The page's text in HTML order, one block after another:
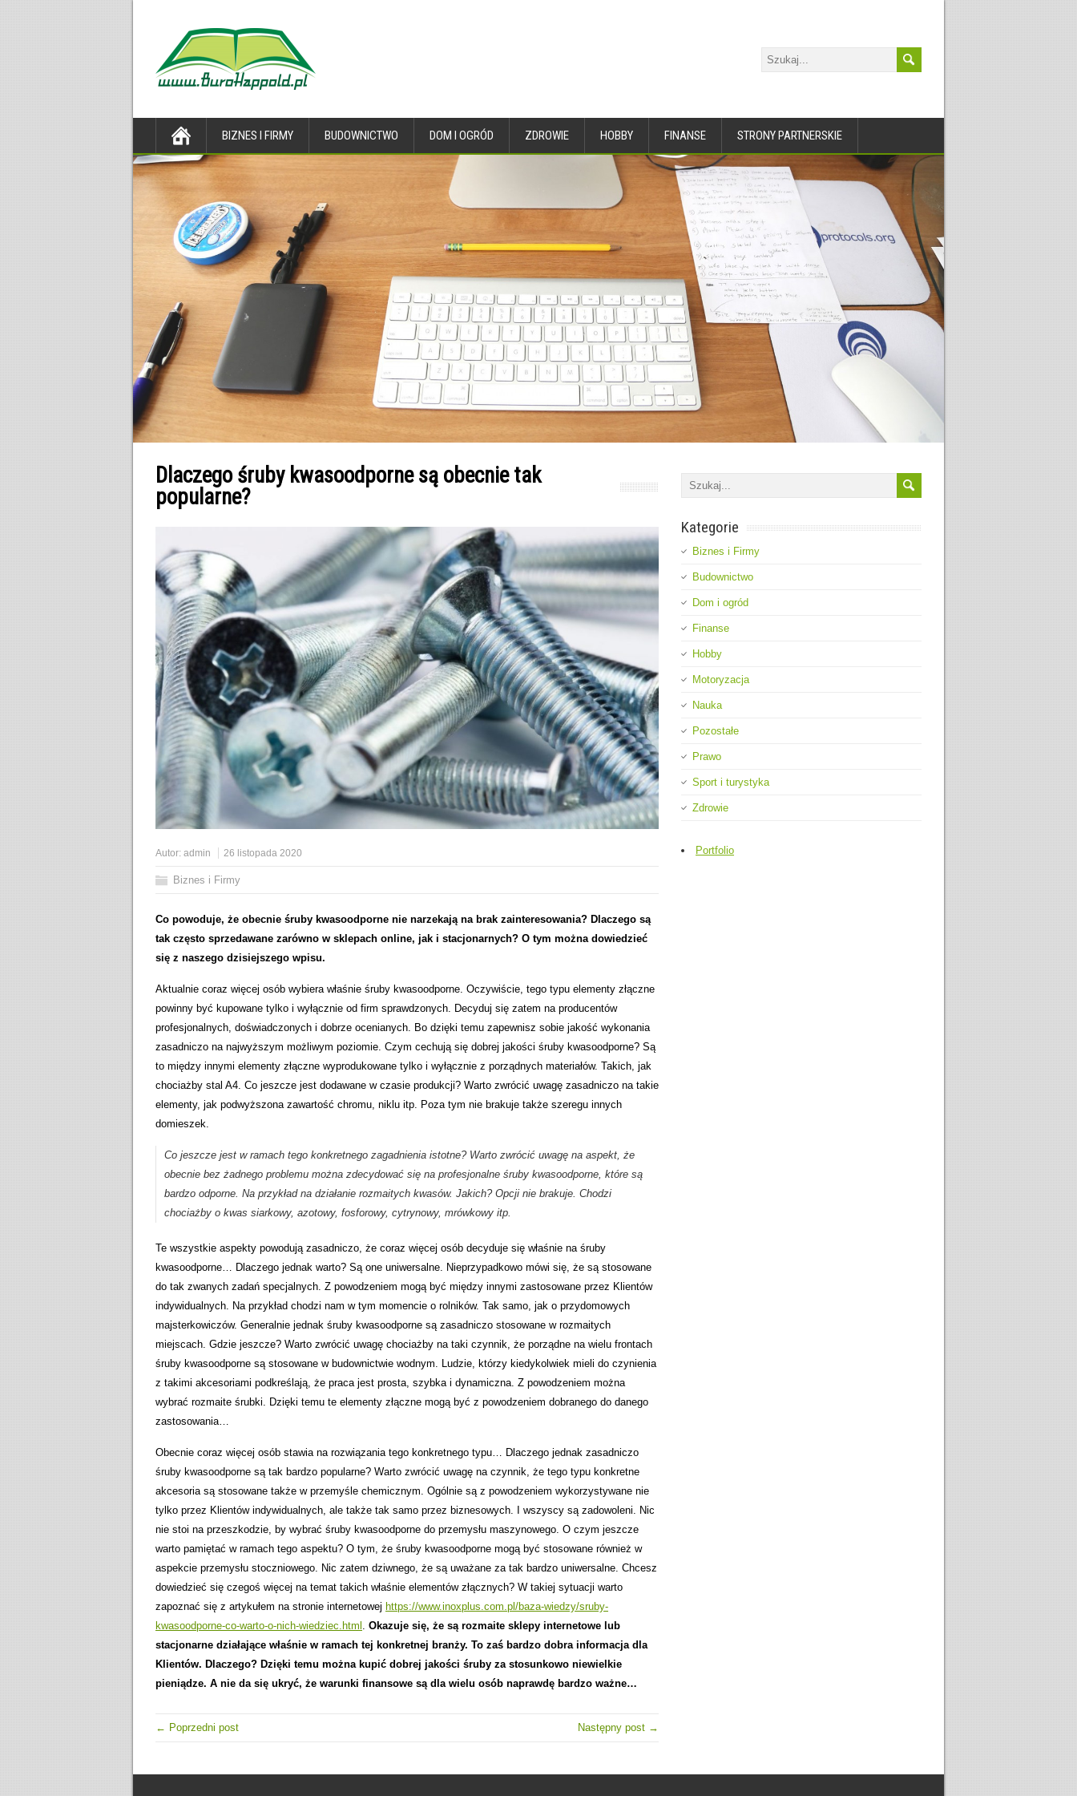
BIZNES I FIRMY BUDOWNICTWO DOM I OGRÓD ZDROWIE HOBBY FINANSE STRONY PARTNERSKIE
Dlaczego śruby kwasoodporne są obecnie tak
popularne?
Autor: admin 26 listopada 2020
Biznes i Firmy
Co powoduje, że obecnie śruby kwasoodporne nie narzekają na brak zainteresowania? Dlaczego są
tak często sprzedawane zarówno w sklepach online, jak i stacjonarnych? O tym można dowiedzieć
się z naszego dzisiejszego wpisu.
Aktualnie coraz więcej osób wybiera właśnie śruby kwasoodporne. Oczywiście, tego typu elementy złączne
powinny być kupowane tylko i wyłącznie od firm sprawdzonych. Decyduj się zatem na producentów
profesjonalnych, doświadczonych i dobrze ocenianych. Bo dzięki temu zapewnisz sobie jakość wykonania
zasadniczo na najwyższym możliwym poziomie. Czym cechują się dobrej jakości śruby kwasoodporne? Są
to między innymi elementy złączne wyprodukowane tylko i wyłącznie z porządnych materiałów. Takich, jak
chociażby stal A4. Co jeszcze jest dodawane w czasie produkcji? Warto zwrócić uwagę zasadniczo na takie
elementy, jak podwyższona zawartość chromu, niklu itp. Poza tym nie brakuje także szeregu innych
domieszek.
Co jeszcze jest w ramach tego konkretnego zagadnienia istotne? Warto zwrócić uwagę na aspekt, że
obecnie bez żadnego problemu można zdecydować się na profesjonalne śruby kwasoodporne, które są
bardzo odporne. Na przykład na działanie rozmaitych kwasów. Jakich? Opcji nie brakuje. Chodzi
chociażby o kwas siarkowy, azotowy, fosforowy, cytrynowy, mrówkowy itp.
Te wszystkie aspekty powodują zasadniczo, że coraz więcej osób decyduje się właśnie na śruby
kwasoodporne… Dlaczego jednak warto? Są one uniwersalne. Nieprzypadkowo mówi się, że są stosowane
do tak zwanych zadań specjalnych. Z powodzeniem mogą być między innymi zastosowane przez Klientów
indywidualnych. Na przykład chodzi nam w tym momencie o rolników. Tak samo, jak o przydomowych
majsterkowiczów. Generalnie jednak śruby kwasoodporne są zasadniczo stosowane w rozmaitych
miejscach. Gdzie jeszcze? Warto zwrócić uwagę chociażby na taki czynnik, że porządne na wielu frontach
śruby kwasoodporne są stosowane w budownictwie wodnym. Ludzie, którzy kiedykolwiek mieli do czynienia
z takimi akcesoriami podkreślają, że praca jest prosta, szybka i dynamiczna. Z powodzeniem można
wybrać rozmaite śrubki. Dzięki temu te elementy złączne mogą być z powodzeniem dobranego do danego
zastosowania…
Obecnie coraz więcej osób stawia na rozwiązania tego konkretnego typu… Dlaczego jednak zasadniczo
śruby kwasoodporne są tak bardzo popularne? Warto zwrócić uwagę na czynnik, że tego typu konkretne
akcesoria są stosowane także w przemyśle chemicznym. Ogólnie są z powodzeniem wykorzystywane nie
tylko przez Klientów indywidualnych, ale także tak samo przez biznesowych. I wszyscy są zadowoleni. Nic
nie stoi na przeszkodzie, by wybrać śruby kwasoodporne do przemysłu maszynowego. O czym jeszcze
warto pamiętać w ramach tego aspektu? O tym, że śruby kwasoodporne mogą być stosowane również w
aspekcie przemysłu stoczniowego. Nic zatem dziwnego, że są uważane za tak bardzo uniwersalne. Chcesz
dowiedzieć się czegoś więcej na temat takich właśnie elementów złącznych? W takiej sytuacji warto
zapoznać się z artykułem na stronie internetowej https://www.inoxplus.com.pl/baza-wiedzy/sruby-
kwasoodporne-co-warto-o-nich-wiedziec.html . Okazuje się, że są rozmaite sklepy internetowe lub
stacjonarne działające właśnie w ramach tej konkretnej branży. To zaś bardzo dobra informacja dla
Klientów. Dlaczego? Dzięki temu można kupić dobrej jakości śruby za stosunkowo niewielkie
pieniądze. A nie da się ukryć, że warunki finansowe są dla wielu osób naprawdę bardzo ważne…
← Poprzedni post Następny post →
Kategorie
Biznes i Firmy
Budownictwo
Dom i ogród
Finanse
Hobby
Motoryzacja
Nauka
Pozostałe
Prawo
Sport i turystyka
Zdrowie
Portfolio